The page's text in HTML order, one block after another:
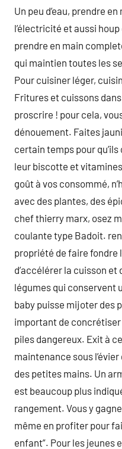
Un peu d’eau, prendre
l’électricité et aussi
prendre en main
qui maintien toutes les
Pour cuisiner léger,
Fritures et cuissons
proscrire ! pour cela,
dénouement. Faites
certain temps pour
leur biscotte et
goût à vos consommé,
avec des plantes, des
chef thierry marx, osez
coulante type Badoit.
propriété de faire fondre
d’accélérer la cuisson
légumes qui conservent
baby puisse mijoter des
important de
piles dangereux. Exit à
maintenance sous
des petites mains. Un
est beaucoup plus
rangement. Vous y
même en profiter pour
enfant”. Pour les jeunes